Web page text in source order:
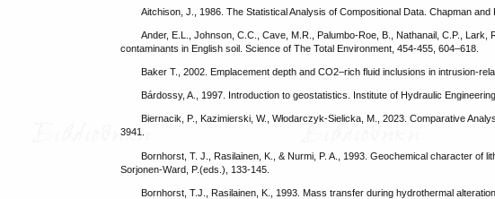
Aitchison, J., 1986. The Statistical Analysis of Compositional Data. Chapman and
Ander, E.L., Johnson, C.C., Cave, M.R., Palumbo-Roe, B., Nathanail, C.P.,
contaminants in English soil. Science of The Total Environment, 454-455, 604–618.
Baker T., 2002. Emplacement depth and CO2–rich fluid inclusions in intrusion-
Bárdossy, A., 1997. Introduction to geostatistics. Institute of Hydraulic
Biernacik, P., Kazimierski, W., Włodarczyk-Sielicka, M., 2023. Comparative
3941.
Bornhorst, T. J., Rasilainen, K., & Nurmi, P. A., 1993. Geochemical character of
Sorjonen-Ward, P.(eds.), 133-145.
Bornhorst, T.J., Rasilainen, K., 1993. Mass transfer during hydrothermal